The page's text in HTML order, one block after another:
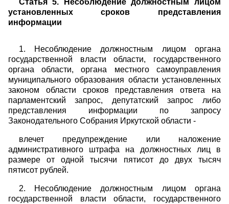
Статья 5. Несоблюдение должностным лицом
установленных сроков представления
информации
1. Несоблюдение должностным лицом органа
государственной власти области, государственного
органа области, органа местного самоуправления
муниципального образования области установленных
законом области сроков представления ответа на
парламентский запрос, депутатский запрос либо
представления информации по запросу
Законодательного Собрания Иркутской области -
влечет предупреждение или наложение
административного штрафа на должностных лиц в
размере от одной тысячи пятисот до двух тысяч
пятисот рублей.
2. Несоблюдение должностным лицом органа
государственной власти области, государственного